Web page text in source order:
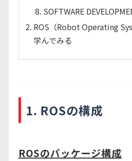
SOFTWARE
ROS（Robot Operating
学んでみる
1. ROSの構成
ROSのパッケージ構成